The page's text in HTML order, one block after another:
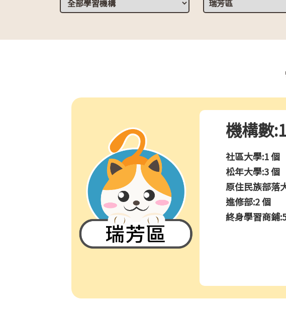
機構數
社區大學:1 個
松年大學:3 個
原住民族部落
進修部:2 個
終身學習商鋪